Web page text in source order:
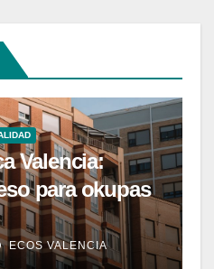
Valencia:
para okupas
ECOS VALENCIA